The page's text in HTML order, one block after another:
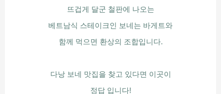
뜨겁게 달군 철판에 나오는
베트남식 스테이크인 보네는 바게트와
함께 먹으면 환상의 조합입니다.
다낭 보네 맛집을 찾고 있다면 이곳이
정답 입니다!